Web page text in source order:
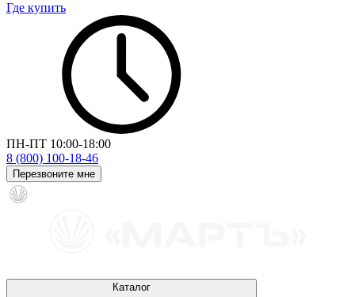
Где купить
ПН-ПТ 10:00-18:00
8 (800) 100-18-46
Перезвоните мне
Каталог